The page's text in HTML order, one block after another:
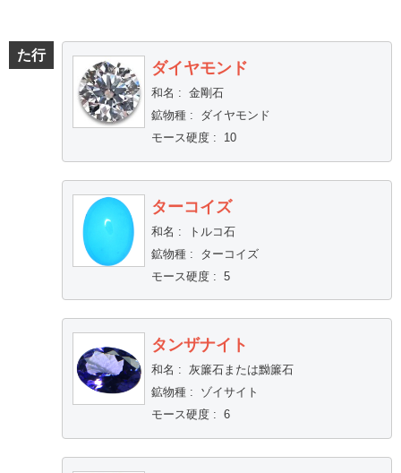
た行
ダイヤモンド
和名 : 金剛石
鉱物種:
ダイヤモンド
モース硬度: 10
ターコイズ
和名 :
トルコ石
鉱物種:
ターコイズ
モース硬度: 5
タンザナイト
和名 : 灰簾石または黝簾石
鉱物種:
ゾイサイト
モース硬度: 6